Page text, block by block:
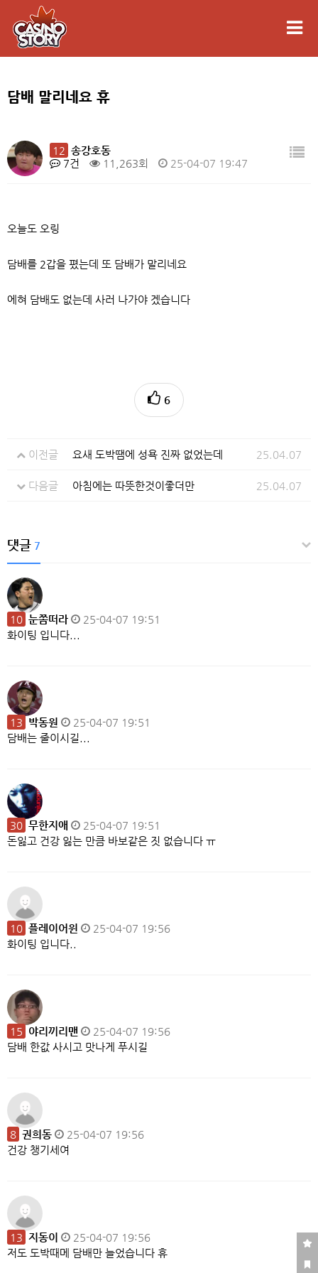
담배 말리네요 휴
12 송강호동
7건
11,263회 25-04-07 19:47
오늘도 오링
담배를 2갑을 폈는데 또 담배가 말리네요
에혀 담배도 없는데 사러 나가야 겠습니다
6
이전글 요새 도박땜에 성욕 진짜 없었는데 25.04.07
다음글 아침에는 따뜻한것이좋더만 25.04.07
댓글 7
10 눈쫌떠라
25-04-07 19:51
화이팅 입니다...
13 박동원
25-04-07 19:51
담배는 줄이시길...
30 무한지애
25-04-07 19:51
돈잃고 건강 잃는 만큼 바보같은 짓 없습니다 ㅠ
10 플레이어윈
25-04-07 19:56
화이팅 입니다..
15 야리끼리맨
25-04-07 19:56
담배 한값 사시고 맛나게 푸시길
8 권희동
25-04-07 19:56
건강 챙기세여
13 지동이
25-04-07 19:56
저도 도박때메 담배만 늘었습니다 휴